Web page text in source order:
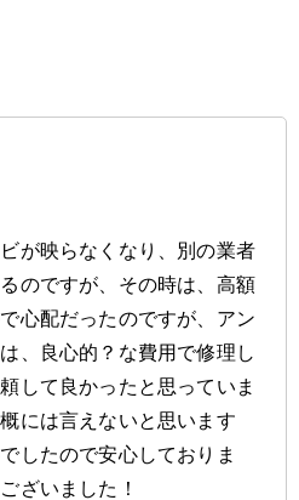
が映らなくなり、別の業者
のですが、その時は、高額
心配だったのですが、アン
、良心的？な費用で修理し
して良かったと思っていま
には言えないと思います
したので安心しておりま
ざいました！